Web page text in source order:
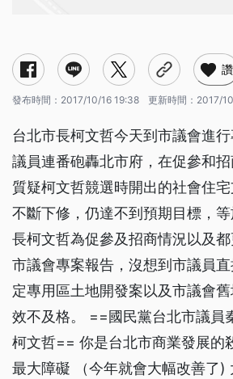
讚
發布時間： 2017/10/16 19:38 更新時間： 2017/
台北市長柯文哲今天到市議會進
議員連番砲轟北市府，在促參和
質疑柯文哲競選時開出的社會住
不斷下修，仍達不到預期目標，
長柯文哲為促參及招商情況以及
市議會專案報告，沒想到市議員
定專用區土地開發案以及市議會
效不及格。 ==國民黨台北市議員
柯文哲== 你是台北市商業發展的
最大障礙 （今年就會大幅改善了)